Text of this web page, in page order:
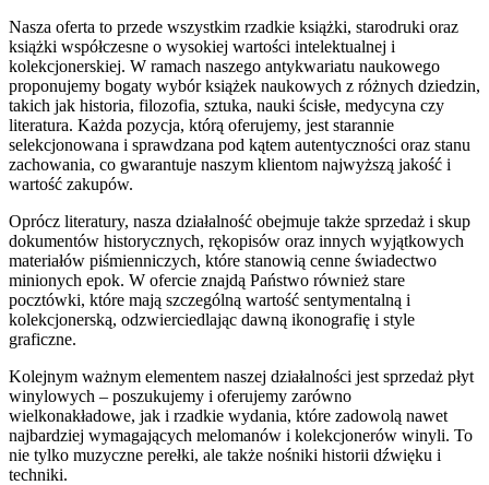
Nasza oferta to przede wszystkim rzadkie książki, starodruki oraz
książki współczesne o wysokiej wartości intelektualnej i
kolekcjonerskiej. W ramach naszego antykwariatu naukowego
proponujemy bogaty wybór książek naukowych z różnych dziedzin,
takich jak historia, filozofia, sztuka, nauki ścisłe, medycyna czy
literatura. Każda pozycja, którą oferujemy, jest starannie
selekcjonowana i sprawdzana pod kątem autentyczności oraz stanu
zachowania, co gwarantuje naszym klientom najwyższą jakość i
wartość zakupów.
Oprócz literatury, nasza działalność obejmuje także sprzedaż i skup
dokumentów historycznych, rękopisów oraz innych wyjątkowych
materiałów piśmienniczych, które stanowią cenne świadectwo
minionych epok. W ofercie znajdą Państwo również stare
pocztówki, które mają szczególną wartość sentymentalną i
kolekcjonerską, odzwierciedlając dawną ikonografię i style
graficzne.
Kolejnym ważnym elementem naszej działalności jest sprzedaż płyt
winylowych – poszukujemy i oferujemy zarówno
wielkonakładowe, jak i rzadkie wydania, które zadowolą nawet
najbardziej wymagających melomanów i kolekcjonerów winyli. To
nie tylko muzyczne perełki, ale także nośniki historii dźwięku i
techniki.